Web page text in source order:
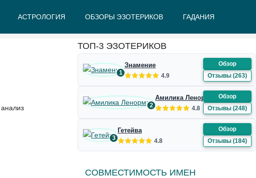
АСТРОЛОГИЯ ОБЗОРЫ ЭЗОТЕРИКОВ ГАДАНИЯ
ТОП-3 ЭЗОТЕРИКОВ
1
Знамение
4.9
Обзор
Отзывы (263)
2
Амилика Ленорман
4.8
Обзор
Отзывы (248)
3
Гетейва
4.8
Обзор
Отзывы (184)
СОВМЕСТИМОСТЬ ИМЕН